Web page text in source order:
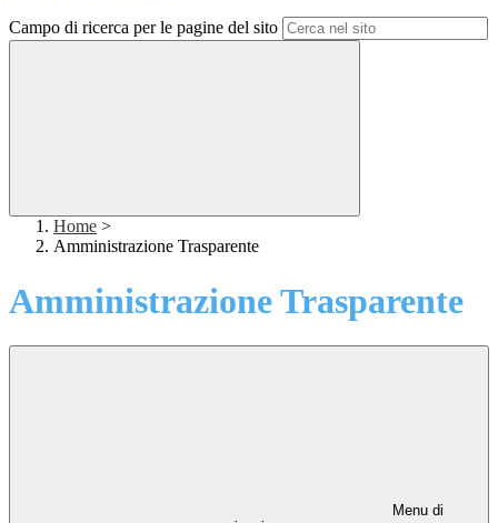
Campo di ricerca per le pagine del sito
Home >
Amministrazione Trasparente
Amministrazione Trasparente
Menu di